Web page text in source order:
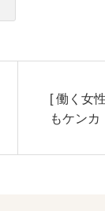
[ 働く女
もケンカ